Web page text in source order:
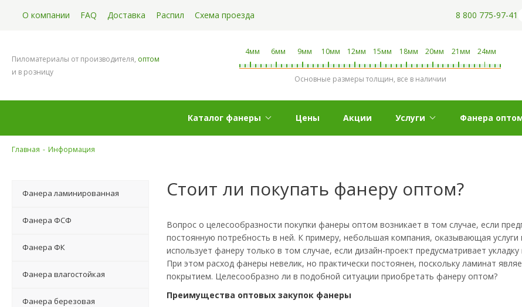
О компании FAQ Доставка Распил Схема проезда 8 800 775-97-41
Пиломатериалы от производителя, оптом
и в розницу
4мм 6мм 9мм 10мм 12мм 15мм 18мм 20мм 21мм 24мм
Основные размеры толщин, все в наличии
Каталог фанеры Цены Акции Услуги Фанера
Главная - Информация
Стоит ли покупать фанеру оптом?
Вопрос о целесообразности покупки фанеры оптом возникает в том случае, если
постоянную потребность в ней. К примеру, небольшая компания, оказывающая
использует фанеру только в том случае, если дизайн-проект предусматривает
При этом расход фанеры невелик, но практически постоянен, поскольку ламинат
покрытием. Целесообразно ли в подобной ситуации приобретать фанеру оптом?
Преимущества оптовых закупок фанеры
Фанера ламинированная
Фанера ФСФ
Фанера ФК
Фанера влагостойкая
Фанера березовая